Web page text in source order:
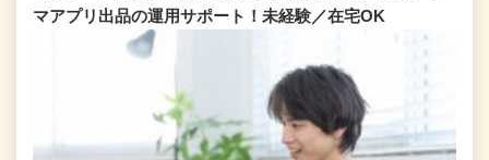
マアプリ出品の運用サポート！未経験／在宅OK